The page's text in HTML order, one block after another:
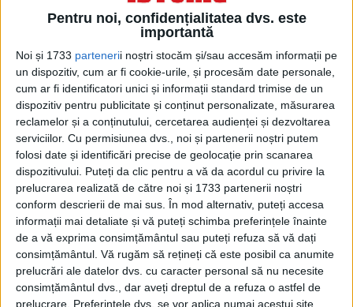
Pentru noi, confidențialitatea dvs. este
importantă
Noi și 1733 partenerii noștri stocăm și/sau accesăm informații pe
un dispozitiv, cum ar fi cookie-urile, și procesăm date personale,
cum ar fi identificatori unici și informații standard trimise de un
dispozitiv pentru publicitate și conținut personalizate, măsurarea
reclamelor și a conținutului, cercetarea audienței și dezvoltarea
serviciilor. Cu permisiunea dvs., noi și partenerii noștri putem
folosi date și identificări precise de geolocație prin scanarea
dispozitivului. Puteți da clic pentru a vă da acordul cu privire la
prelucrarea realizată de către noi și 1733 partenerii noștri
conform descrierii de mai sus. În mod alternativ, puteți accesa
informații mai detaliate și vă puteți schimba preferințele înainte
de a vă exprima consimțământul sau puteți refuza să vă dați
consimțământul. Vă rugăm să rețineți că este posibil ca anumite
prelucrări ale datelor dvs. cu caracter personal să nu necesite
consimțământul dvs., dar aveți dreptul de a refuza o astfel de
prelucrare. Preferințele dvs. se vor aplica numai acestui site
devenit republică. Oficialii din alte regate
actuale ale Commonwealth-ului din
Caraibe au semnalat, de asemenea, că vor
să iasă. Între timp, există, de asemenea, o
mișcare în curs de desfășurare pentru
independență în Scoția.